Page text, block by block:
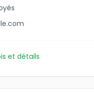
et détails